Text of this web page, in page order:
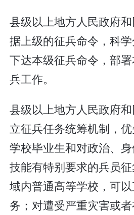
县级以上地方人民政府
据上级的征兵命令，科学
下达本级征兵命令，部
兵工作。
县级以上地方人民政府
立征兵任务统筹机制，
学校毕业生和对政治、
技能有特别要求的兵员
域内普通高等学校，可
务；对遭受严重灾害或